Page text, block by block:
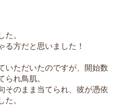
。
る方だと思いました！
いただいたのですが、開始数
れ鳥肌。
そのまま当てられ、彼が憑依
。